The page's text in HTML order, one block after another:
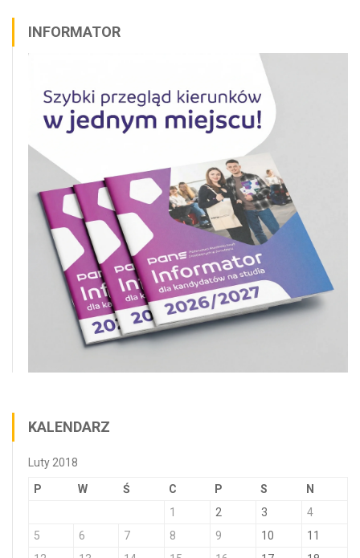
INFORMATOR
KALENDARZ
Luty 2018
P W Ś C P S
N
1
2 3
4
5
6 7 8 9 10
11